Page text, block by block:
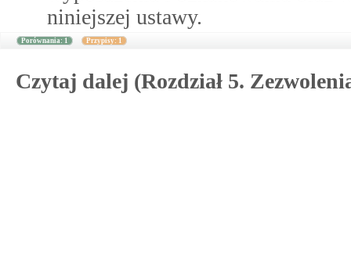
niniejszej ustawy.
Porównania: 1 Przypisy: 1
Czytaj dalej (Rozdział 5.